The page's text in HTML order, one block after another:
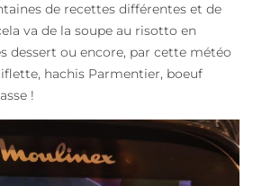
de recettes différentes et de
va de la soupe au risotto en
dessert ou encore, par cette météo
hachis Parmentier, boeuf
!